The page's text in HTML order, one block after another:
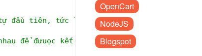
tự đầu tiên, tức là str1
để đưuọc kết quả
OpenCart
NodeJS
Blogspot